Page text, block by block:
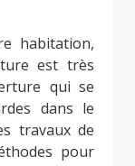
habitation,
est très
qui se
dans le
travaux de
pour